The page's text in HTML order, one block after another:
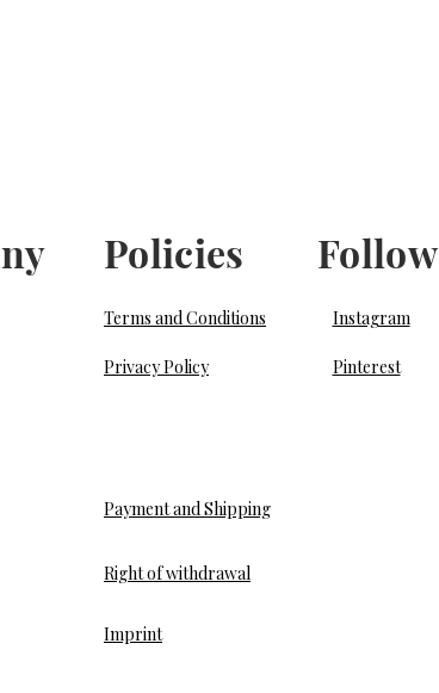
Policies
Terms and Conditions
Privacy Policy
Follow
Instagram
Pinterest
Payment and Shipping
Right of withdrawal
​Imprint